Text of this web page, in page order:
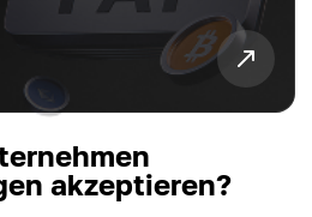
akzeptieren?